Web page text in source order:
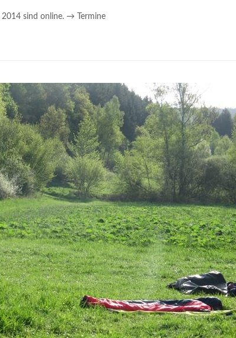
2014 sind online. → Termine